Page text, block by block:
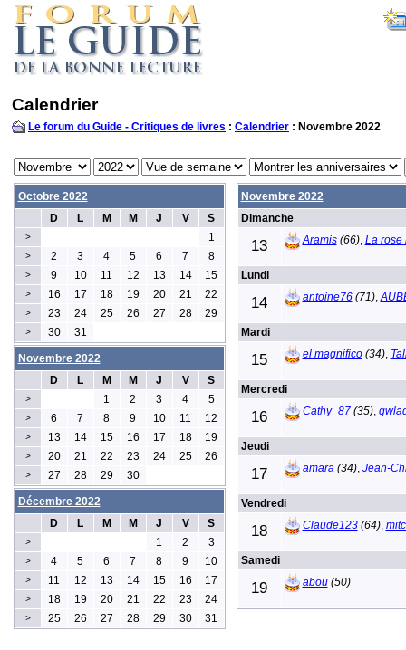
Calendrier
Le forum du Guide - Critiques de livres : Calendrier : Novembre 2022
Octobre 2022
D
L M M J V S
> 1
> 2 3 4 5 6 7 8
> 9 10 11 12 13 14 15
> 16 17 18 19 20 21 22
> 23 24 25 26 27 28 29
> 30 31
Novembre 2022
Dimanche
13 Aramis(66), La rose
Lundi
14 antoine76(71),
Mardi
15 el magnifico(34),
Mercredi
16 Cathy_87(35),
Jeudi
17 amara (34), Jean-
Vendredi
18 Claude123(64),
Samedi
19 abou(50)
Novembre 2022
D
L M M J V S
> 1 2 3 4 5
> 6 7 8 9 10 11 12
> 13 14 15 16 17 18 19
> 20 21 22 23 24 25 26
> 27 28 29 30
Décembre 2022
D
L M M J V S
> 1 2 3
> 4 5 6 7 8 9 10
> 11 12 13 14 15 16 17
> 18 19 20 21 22 23 24
> 25 26 27 28 29 30 31